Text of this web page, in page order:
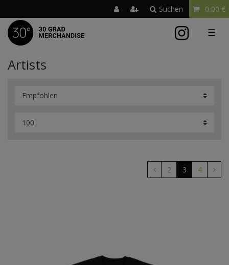
Suchen 0,00 €
☰
Artists
2 3 4